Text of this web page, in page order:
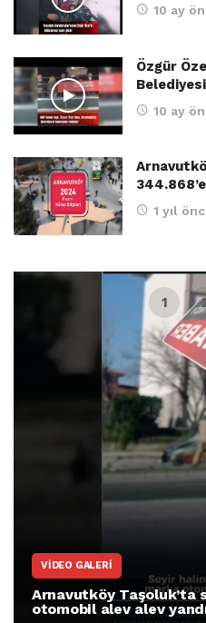
10 ay
Özgür
10 ay
1 yıl
VIDEO GALERI
Arnavutköy Taşoluk’ta
otomobil alev alev